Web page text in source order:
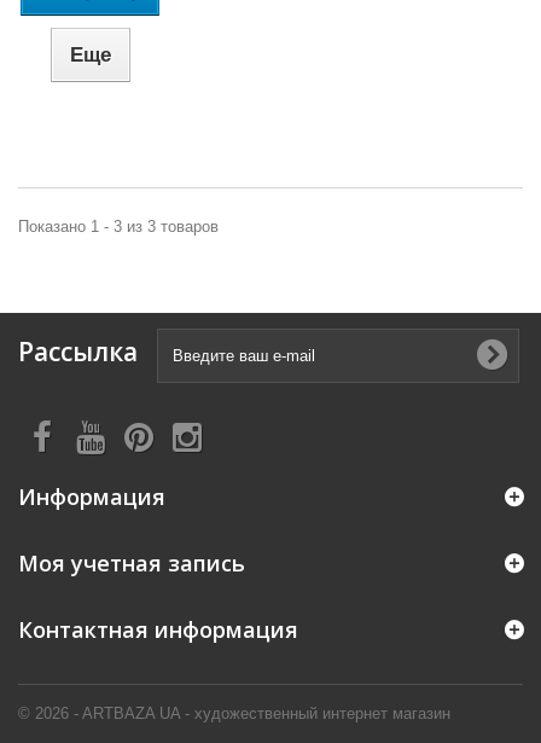
Еще
Показано 1 - 3 из 3 товаров
Рассылка
Информация
© 2026 - ARTBAZA UA - художественный интернет магазин
Моя учетная запись
Контактная информация